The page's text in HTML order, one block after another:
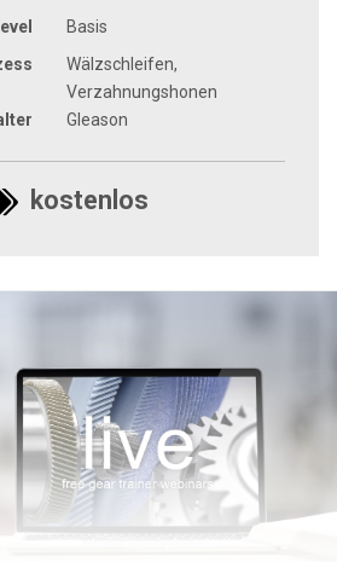
Basis
Wälzschleifen,
Verzahnungshonen
Gleason
kostenlos